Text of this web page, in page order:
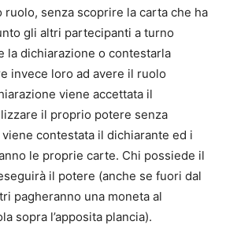
ruolo, senza scoprire la carta che ha
gli altri partecipanti a turno
la dichiarazione o contestarla
invece loro ad avere il ruolo
viene accettata il
il proprio potere senza
contestata il dichiarante ed i
le proprie carte. Chi possiede il
il potere (anche se fuori dal
pagheranno una moneta al
sopra l’apposita plancia).